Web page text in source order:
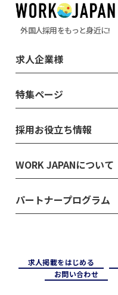
外国人採用をもっと身近に!
求人企業様
特集ページ
採用お役立ち情報
WORK JAPANについて
パートナープログラム
求⼈掲載をはじめる
お問い合わせ